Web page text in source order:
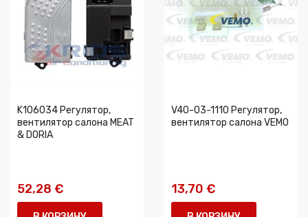
K106034 Регулятор,
вентилятор салона MEAT
& DORIA
52,28 €
V40-03-1110 Регулятор,
вентилятор салона VEMO
13,70 €